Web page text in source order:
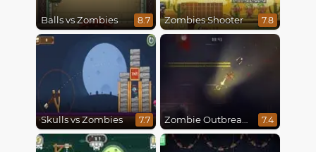
Balls vs Zombies 8.7 Zombies Shooter 7.8
Skulls vs Zombies 7.7 Zombie Outbreak Arena 7.4